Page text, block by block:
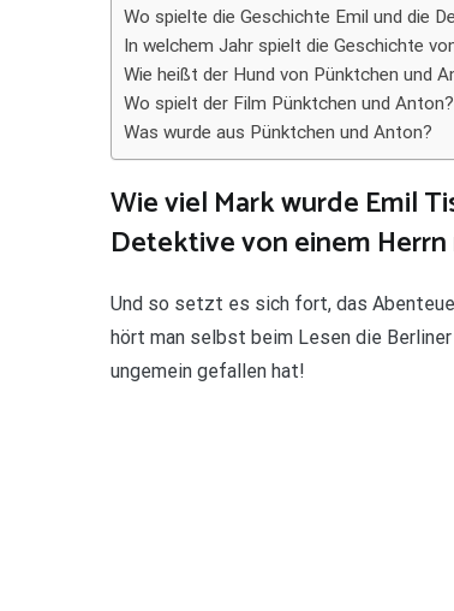
Wo spielte die Geschichte Emil und die
In welchem Jahr spielt die Geschichte
Wie heißt der Hund von Pünktchen und
Wo spielt der Film Pünktchen und Anton?
Was wurde aus Pünktchen und Anton?
Wie viel Mark wurde Emil
Detektive von einem
Und so setzt es sich fort, das
hört man selbst beim Lesen die
ungemein gefallen hat!